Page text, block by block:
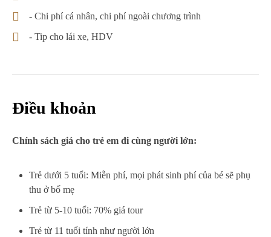
- Chi phí cá nhân, chi phí ngoài chương trình
- Tip cho lái xe, HDV
Điều khoản
Chính sách giá cho trẻ em đi cùng người lớn:
Trẻ dưới 5 tuổi: Miễn phí, mọi phát sinh phí của bé sẽ phụ
thu ở bố mẹ
Trẻ từ 5-10 tuổi: 70% giá tour
Trẻ từ 11 tuổi tính như người lớn